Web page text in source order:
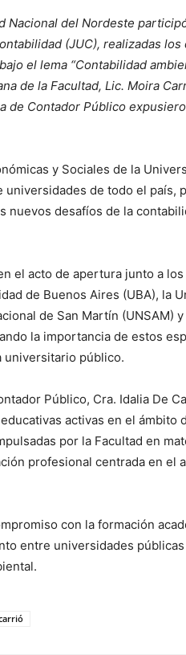
Nacional del Nordeste
(JUC), realizadas los
el lema “Contabilidad
de la Facultad, Lic. Moira
de Contador Público
y Sociales de la
de todo el país,
desafíos de la
el acto de apertura junto a
de Buenos Aires (UBA), la
de San Martín (UNSAM) y
la importancia de estos
universitario público.
Público, Cra. Idalia De
activas en el ámbito
por la Facultad en
profesional centrada en el
con la formación
entre universidades